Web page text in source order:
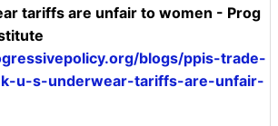
tariffs are unfair to women - Prog
blogs/ppis-trade-
u-s-underwear-tariffs-are-unfair-